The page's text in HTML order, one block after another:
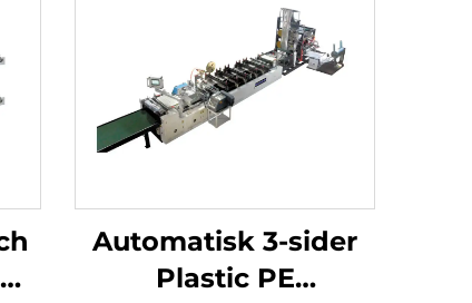
Automatisk 3-sider
Plastic PE